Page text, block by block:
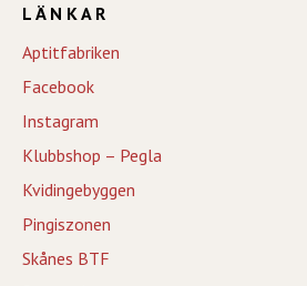
LÄNKAR
Aptitfabriken
Facebook
Instagram
Klubbshop – Pegla
Kvidingebyggen
Pingiszonen
Skånes BTF